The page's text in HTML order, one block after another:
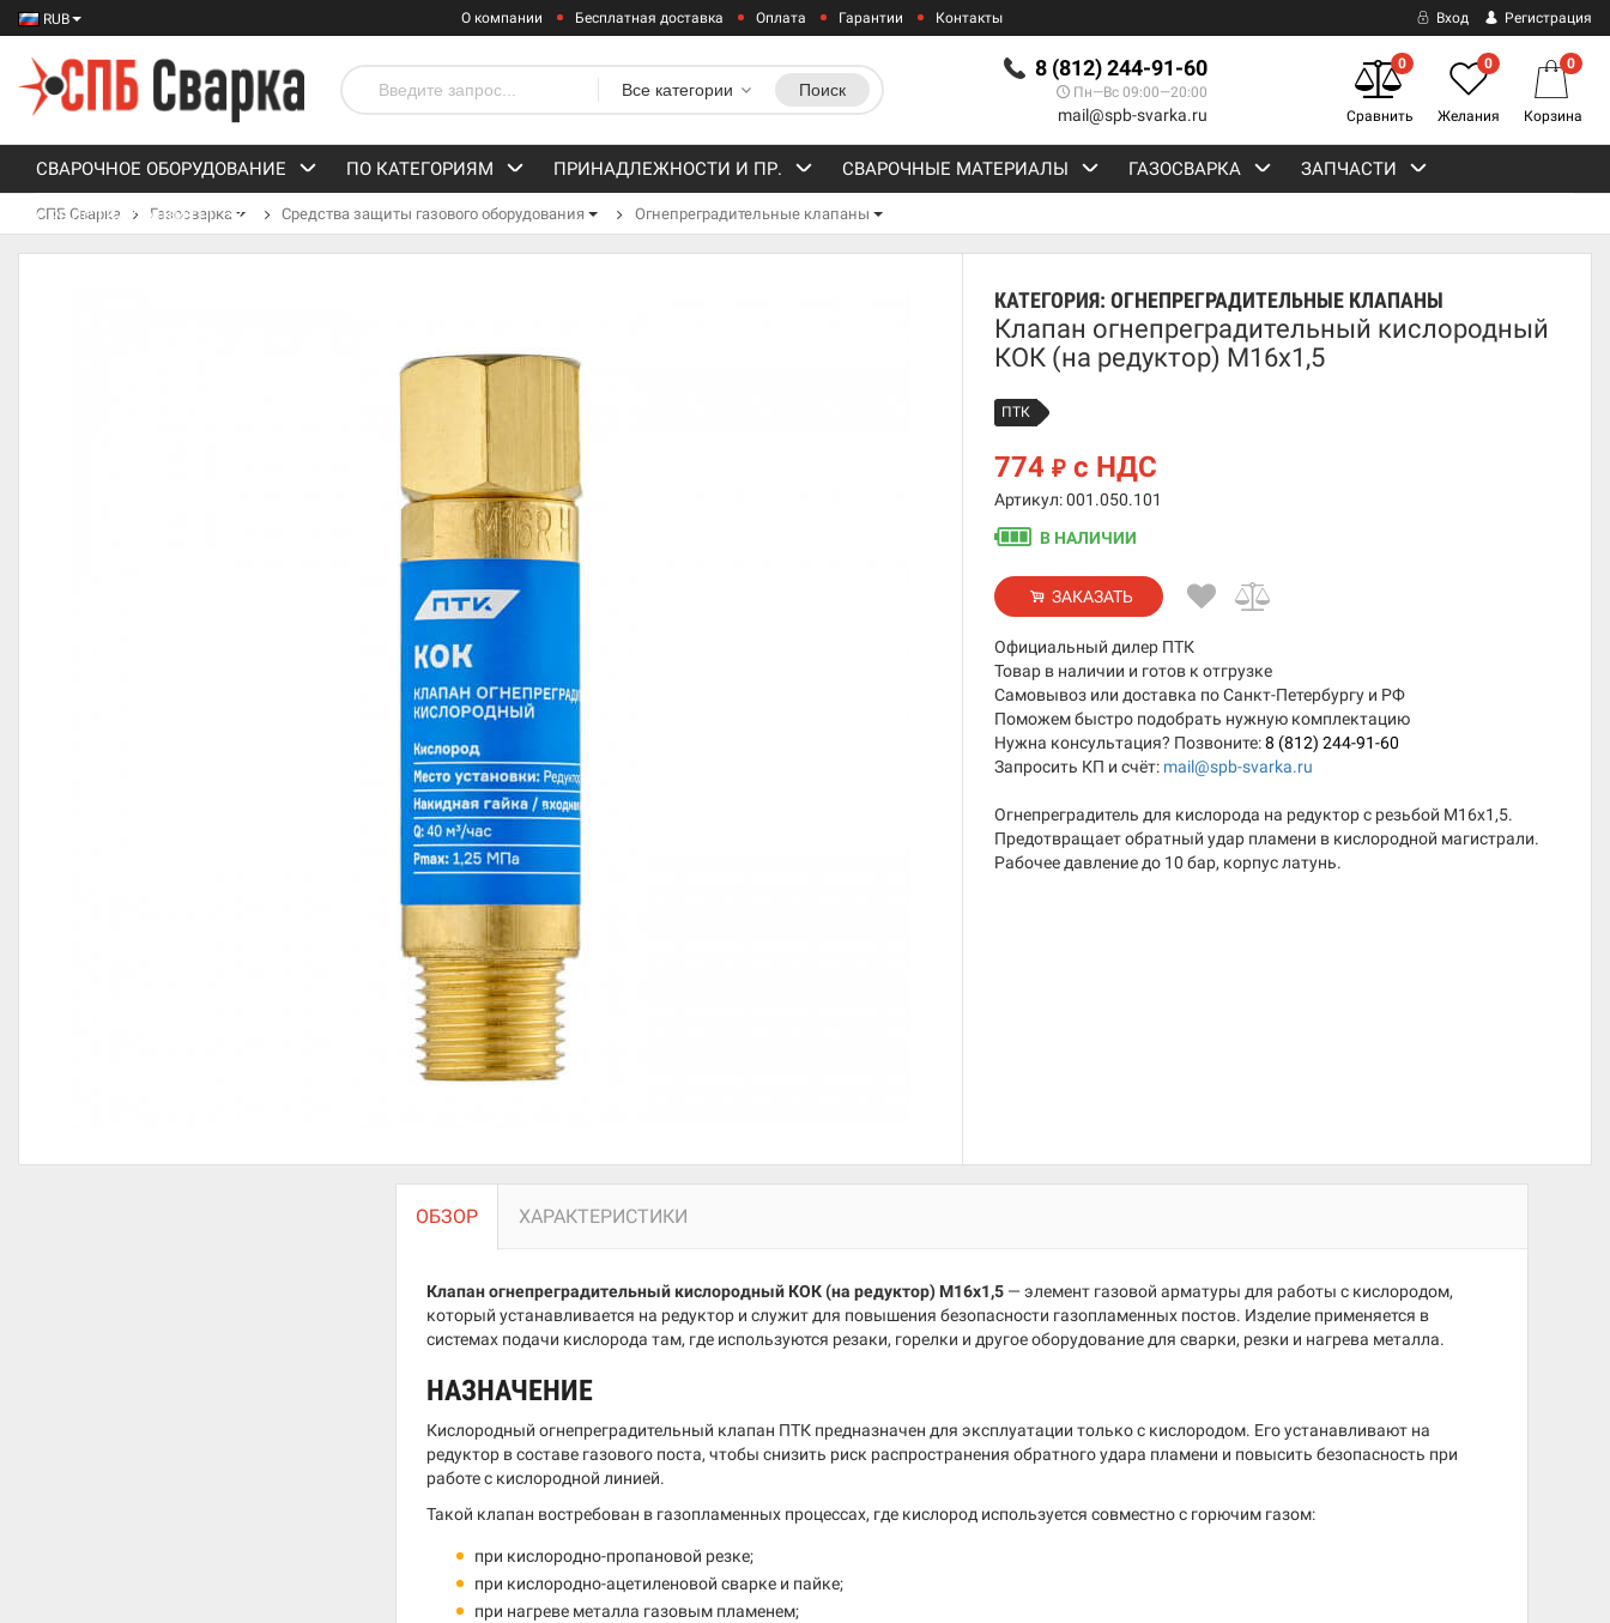
RUB О компании Бесплатная доставка Оплата Гарантии Контакты Вход Регистрация
8 (812) 244-91-60
Пн—Вс 09:00—20:00
mail@spb-svarka.ru
Все категории Поиск
0
Сравнить
0
Желания
0
Корзина
СВАРОЧНОЕ ОБОРУДОВАНИЕ ПО КАТЕГОРИЯМ ПРИНАДЛЕЖНОСТИ И ПР. СВАРОЧНЫЕ МАТЕРИАЛЫ ГАЗОСВАРКА ЗАПЧАСТИ
СРЕДСТВА ЗАЩИТЫ
СПБ Сварка Газосварка Средства защиты газового оборудования Огнепреградительные клапаны
КАТЕГОРИЯ:ОГНЕПРЕГРАДИТЕЛЬНЫЕ КЛАПАНЫ
Клапан огнепреградительный кислородный
КОК (на редуктор) М16х1,5
ПТК
774₽ с НДС
Артикул: 001.050.101
В НАЛИЧИИ
ЗАКАЗАТЬ
Официальный дилер ПТК
Товар в наличии и готов к отгрузке
Самовывоз или доставка по Санкт-Петербургу и РФ
Поможем быстро подобрать нужную комплектацию
Нужна консультация? Позвоните:8 (812) 244-91-60
Запросить КП и счёт: mail@spb-svarka.ru
Огнепреградитель для кислорода на редуктор с резьбой М16х1,5.
Предотвращает обратный удар пламени в кислородной магистрали.
Рабочее давление до 10 бар, корпус латунь.
ОБЗОР ХАРАКТЕРИСТИКИ
Клапан огнепреградительный кислородный КОК (на редуктор) М16х1,5 — элемент газовой арматуры для работы с кислородом,
который устанавливается на редуктор и служит для повышения безопасности газопламенных постов. Изделие применяется в
системах подачи кислорода там, где используются резаки, горелки и другое оборудование для сварки, резки и нагрева металла.
НАЗНАЧЕНИЕ
Кислородный огнепреградительный клапан ПТК предназначен для эксплуатации только с кислородом. Его устанавливают на
редуктор в составе газового поста, чтобы снизить риск распространения обратного удара пламени и повысить безопасность при
работе с кислородной линией.
Такой клапан востребован в газопламенных процессах, где кислород используется совместно с горючим газом:
при кислородно-пропановой резке;
при кислородно-ацетиленовой сварке и пайке;
при нагреве металла газовым пламенем;